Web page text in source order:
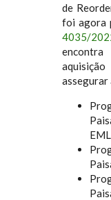
de
foi agora
4035/
assegurar